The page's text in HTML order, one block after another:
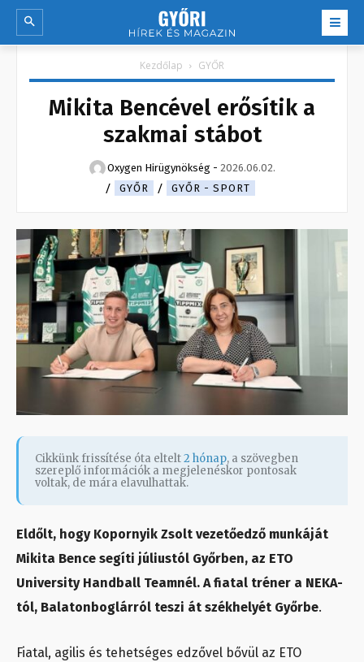
Kezdőlap GYŐR
Mikita Bencével erősítik a
szakmai stábot
Oxygen Hirügynökség - 2026.06.02.
GYŐR
GYŐR - SPORT
Cikkünk frissítése óta eltelt2 hónap, a szövegben
szereplő információk a megjelenéskor pontosak
voltak, de mára elavulhattak.
Eldőlt, hogy Kopornyik Zsolt vezetőedző munkáját
Mikita Bence segíti júliustól Győrben, az ETO
University Handball Teamnél. A fiatal tréner a NEKA-
tól, Balatonboglárról teszi át székhelyét Győrbe.
Fiatal, agilis és tehetséges edzővel bővül az ETO